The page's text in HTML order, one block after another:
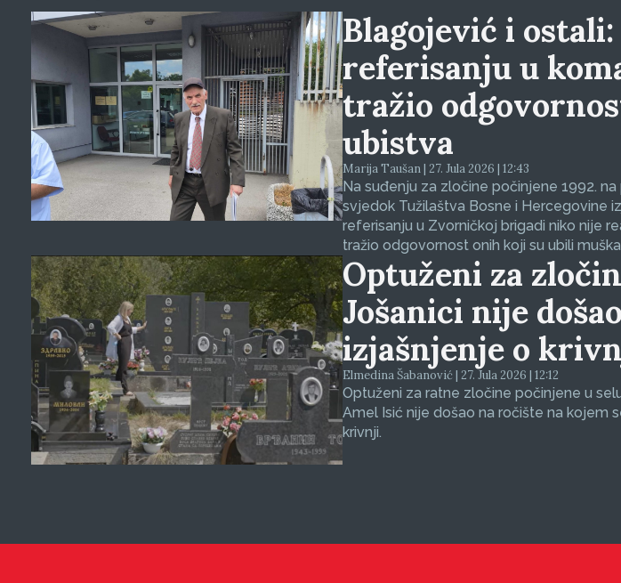
Blagojević i ostali:
referisanju u
tražio
ubistva
Marija Taušan | 27. Jula 2026 | 12:43
Na suđenju za zločine počinjene 1992.
svjedok Tužilaštva Bosne i Hercegovine
referisanju u Zvorničkoj brigadi niko nije
tražio odgovornost onih koji su ubili
Optuženi za
Jošanici nije
izjašnjenje o
Elmedina Šabanović | 27. Jula 2026 | 12:12
Optuženi za ratne zločine počinjene u
Amel Isić nije došao na ročište na kojem
krivnji.